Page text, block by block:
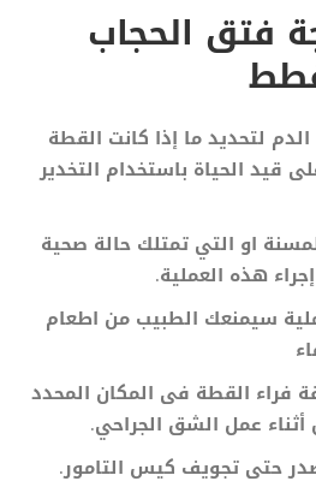
فتق الحجاب
لتحديد ما إذا كانت القطة
قيد الحياة باستخدام التخدير
او التي تمتلك حالة صحية
هذه العملية.
سيمنعك الطبيب من اطعام
فراء القطة فى المكان المحدد
عمل الشق الجراحي.
حتى تجويف كيس التامور.